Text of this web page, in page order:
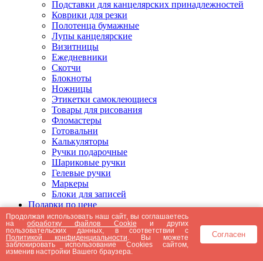
Подставки для канцелярских принадлежностей
Коврики для резки
Полотенца бумажные
Лупы канцелярские
Визитницы
Ежедневники
Скотчи
Блокноты
Ножницы
Этикетки самоклеющиеся
Товары для рисования
Фломастеры
Готовальни
Калькуляторы
Ручки подарочные
Шариковые ручки
Гелевые ручки
Маркеры
Блоки для записей
Подарки по цене
Подарки от 5000 рублей
Подарки до 5000 рублей
Подарки до 3000 рублей
Подарки до 2000 рублей
Подарки до 1000 рублей
Продолжая использовать наш сайт, вы соглашаетесь
наобработку файлов Cookie и других
пользовательских данных, в соответствии с
Политикой конфиденциальности . Вы можете
заблокировать использование Cookies сайтом,
изменив настройки Вашего браузера.
Согласен